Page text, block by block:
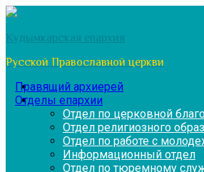
Перейти
содержимому
Кудымкарская епархия
Русской Православной церкви
Правящий архиерей
Отделы епархии
Отдел по церковной
Отдел религиозного
Отдел по работе с
Информационный отдел
Отдел по тюремному